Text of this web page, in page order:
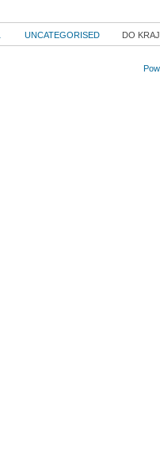
UNCATEGORISED DO